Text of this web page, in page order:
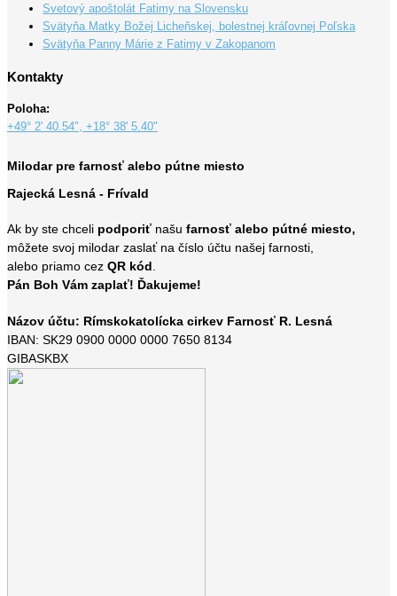
Svetový apoštolát Fatimy na Slovensku
Svätyňa Matky Božej Licheňskej, bolestnej kráľovnej Poľska
Svätyňa Panny Márie z Fatimy v Zakopanom
Kontakty
Poloha:
+49° 2' 40.54", +18° 38' 5.40"
Milodar pre farnosť alebo pútne miesto
Rajecká Lesná - Frívald
Ak by ste chceli podporiť našu farnosť alebo pútné miesto,
môžete svoj milodar zaslať na číslo účtu našej farnosti,
alebo priamo cez QR kód.
Pán Boh Vám zaplať! Ďakujeme!
Názov účtu: Rímskokatolícka cirkev Farnosť R. Lesná
IBAN: SK29 0900 0000 0000 7650 8134
GIBASKBX